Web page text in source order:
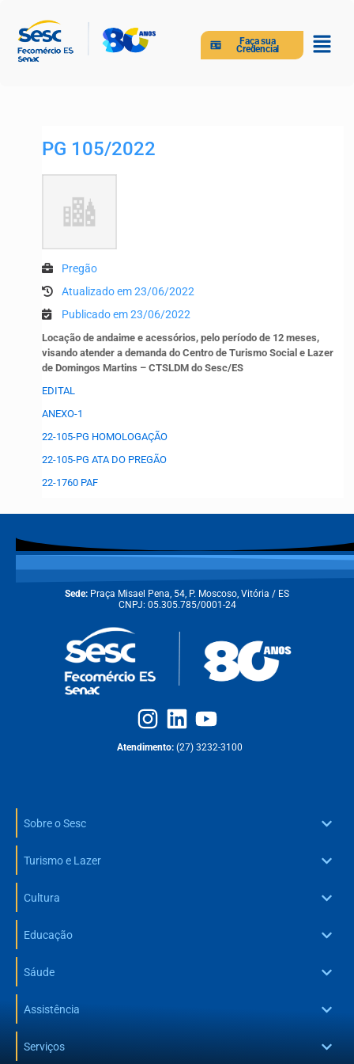
Faça sua
Credencial
PG 105/2022
Pregão
Atualizado em 23/06/2022
Publicado em 23/06/2022
Locação de andaime e acessórios, pelo período de 12 meses,
visando atender a demanda do Centro de Turismo Social e Lazer
de Domingos Martins – CTSLDM do Sesc/ES
EDITAL
ANEXO-1
22-105-PG HOMOLOGAÇÃO
22-105-PG ATA DO PREGÃO
22-1760 PAF
Sede: Praça Misael Pena, 54, P. Moscoso, Vitória / ES
CNPJ: 05.305.785/0001-24
Atendimento: (27) 3232-3100
Sobre o Sesc
Turismo e Lazer
Cultura
Educação
Sáude
Assistência
Serviços